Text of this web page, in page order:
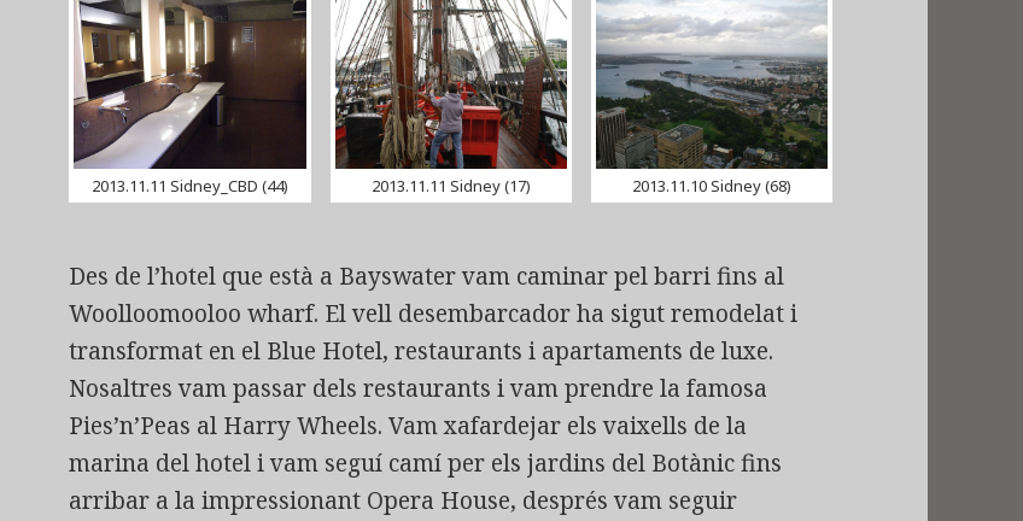
2013.11.11 Sidney_CBD (44) 2013.11.11 Sidney (17) 2013.11.10 Sidney (68)
Des de l’hotel que està a Bayswater vam caminar pel barri fins al
Woolloomooloo wharf. El vell desembarcador ha sigut remodelat i
transformat en el Blue Hotel, restaurants i apartaments de luxe.
Nosaltres vam passar dels restaurants i vam prendre la famosa
Pies’n’Peas al Harry Wheels. Vam xafardejar els vaixells de la
marina del hotel i vam seguí camí per els jardins del Botànic fins
arribar a la impressionant Opera House, després vam seguir